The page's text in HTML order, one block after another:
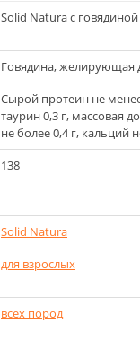
Solid Natura с
Говядина, желирующая
Сырой протеин не
таурин 0,3 г, массовая
не более 0,4 г, кальций
138
Solid Natura
для взрослых
всех пород